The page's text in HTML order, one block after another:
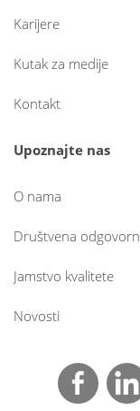
Karijere
Kutak za medije
Kontakt
Upoznajte nas
O nama
Društvena
Jamstvo kvalitete
Novosti